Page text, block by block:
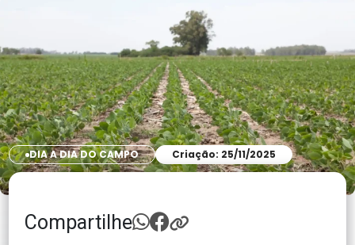
DIA A DIA DO CAMPO Criação: 25/11/2025
Compartilhe